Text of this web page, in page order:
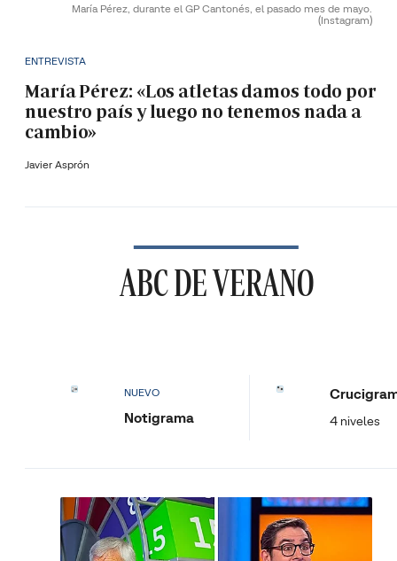
María Pérez, durante el GP Cantonés, el pasado mes de mayo.
(Instagram)
ENTREVISTA
María Pérez: «Los atletas damos todo por
nuestro país y luego no tenemos nada a
cambio»
Javier Asprón
ABC DE VERANO
NUEVO
Notigrama 4 niveles